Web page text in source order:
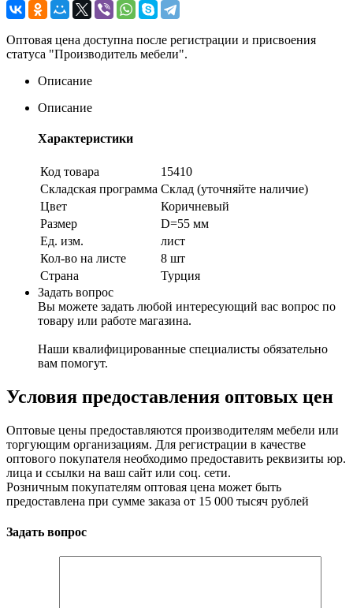
Оптовая цена доступна после регистрации и присвоения
статуса "Производитель мебели".
Описание
Описание
Характеристики
Код товара
15410
Складская программа Склад (уточняйте наличие)
Цвет
Коричневый
Размер
D=55 мм
Ед. изм.
лист
Кол-во на листе
8 шт
Страна
Турция
Задать вопрос
Вы можете задать любой интересующий вас вопрос по
товару или работе магазина.
Наши квалифицированные специалисты обязательно
вам помогут.
Условия предоставления оптовых цен
Оптовые цены предоставляются производителям мебели или
торгующим организациям. Для регистрации в качестве
оптового покупателя необходимо предоставить реквизиты юр.
лица и ссылки на ваш сайт или соц. сети.
Розничным покупателям оптовая цена может быть
предоставлена при сумме заказа от 15 000 тысяч рублей
Задать вопрос